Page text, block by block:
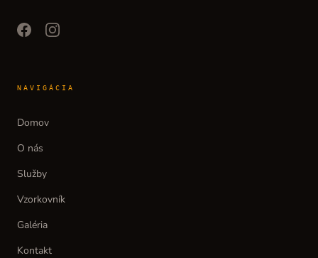
facebookinstagram
NAVIGÁCIA
Domov
O nás
Služby
Vzorkovník
Galéria
Kontakt